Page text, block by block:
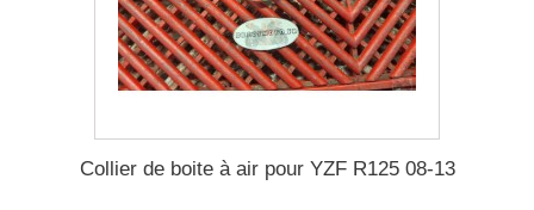
Collier de boite à air pour YZF R125 08-13